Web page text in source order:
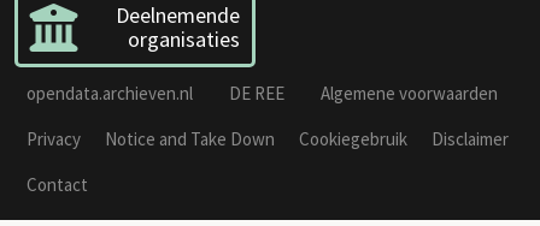
Deelnemende
organisaties
opendata.archieven.nl DE REE
Algemene voorwaarden
Privacy
Notice and Take Down Cookiegebruik
Disclaimer
Contact